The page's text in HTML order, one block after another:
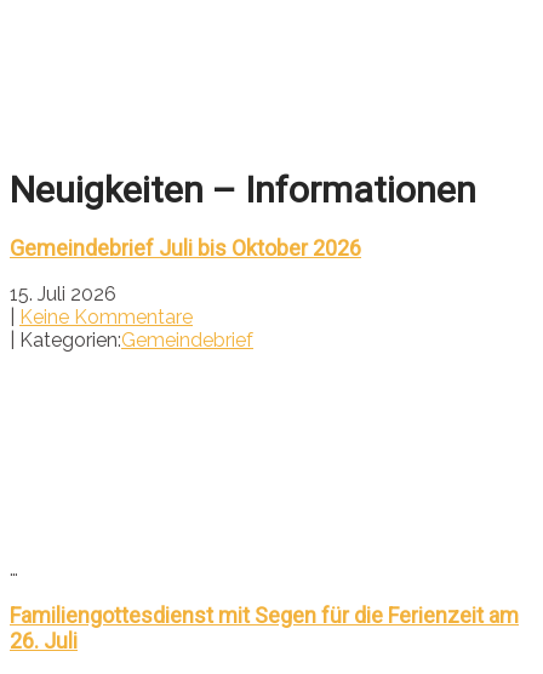
Neuigkeiten – Informationen
Gemeindebrief Juli bis Oktober 2026
15. Juli 2026
Keine Kommentare
| Kategorien:Gemeindebrief
…
Familiengottesdienst mit Segen für die Ferienzeit am
26. Juli